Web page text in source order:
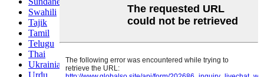
Swahili
Tajik
Tamil
Telugu
Thai
Ukrainian